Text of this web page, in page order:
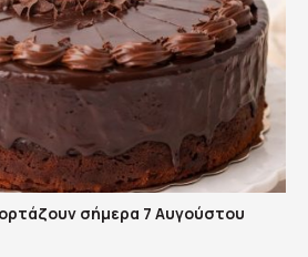
σήμερα 7 Αυγούστου